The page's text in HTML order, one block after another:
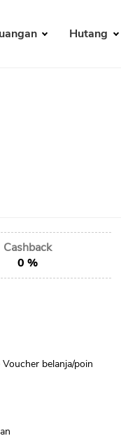
Hutang
Cashback
0 %
belanja/poin